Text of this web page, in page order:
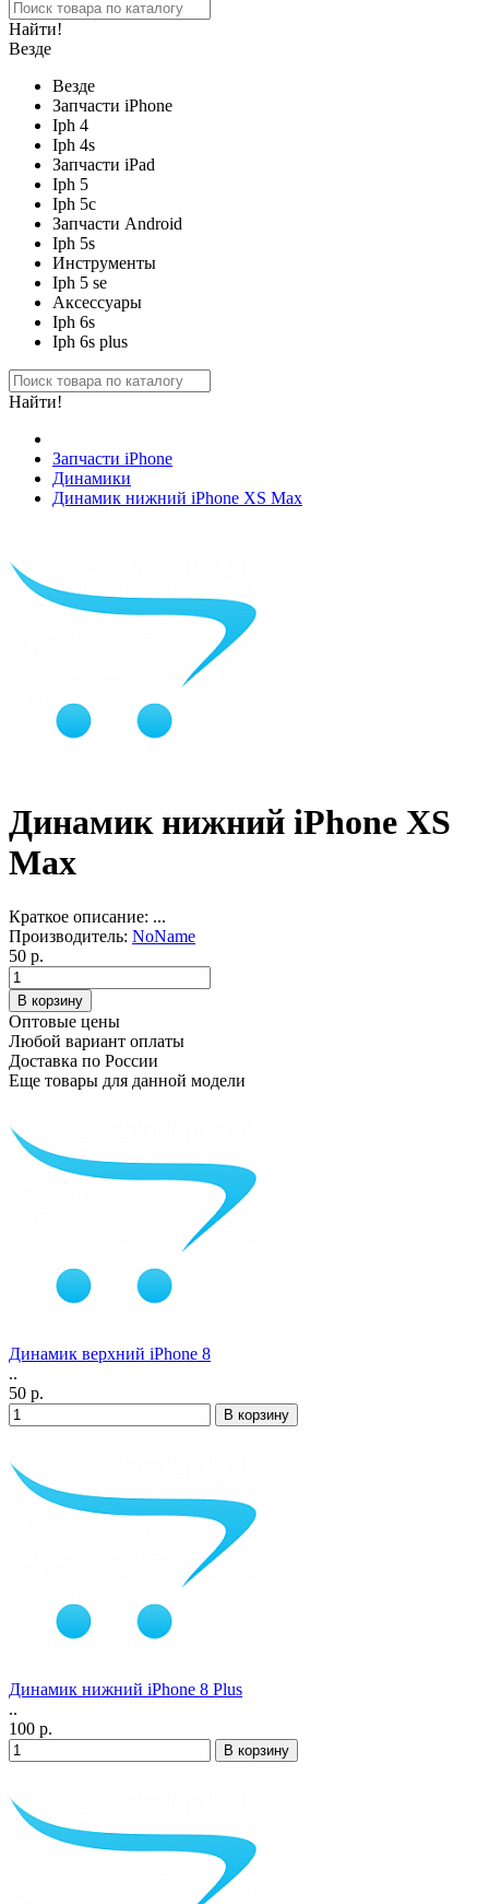
Найти!
Везде
Везде
Запчасти iPhone
Iph 4
Iph 4s
Запчасти iPad
Iph 5
Iph 5c
Запчасти Android
Iph 5s
Инструменты
Iph 5 se
Аксессуары
Iph 6s
Iph 6s plus
Найти!
Запчасти iPhone
Динамики
Динамик нижний iPhone XS Max
Динамик нижний iPhone XS
Max
Краткое описание: ...
Производитель: NoName
50 р.
Оптовые цены
Любой вариант оплаты
Доставка по России
Еще товары для данной модели
Динамик верхний iPhone 8
..
50 р.
Динамик нижний iPhone 8 Plus
..
100 р.